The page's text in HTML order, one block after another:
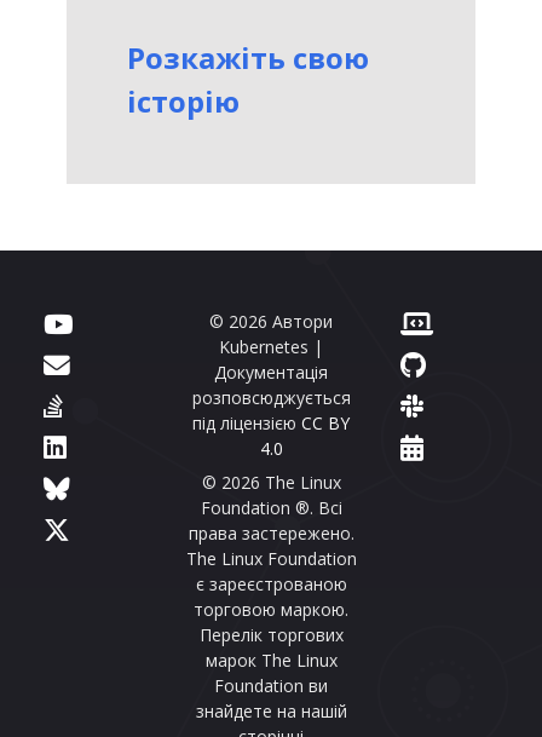
Розкажіть свою
історію
© 2026 Автори
Kubernetes |
Документація
розповсюджується
під ліцензією CC BY
4.0
© 2026 The Linux
Foundation ®. Всі
права застережено.
The Linux Foundation
є зареєстрованою
торговою маркою.
Перелік торгових
марок The Linux
Foundation ви
знайдете на нашій